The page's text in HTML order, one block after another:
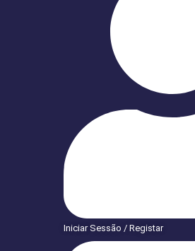
Iniciar Sessão / Registar